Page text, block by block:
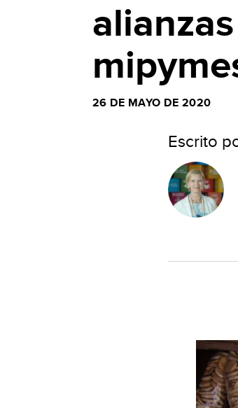
26 DE MAYO DE 2020
Escrito